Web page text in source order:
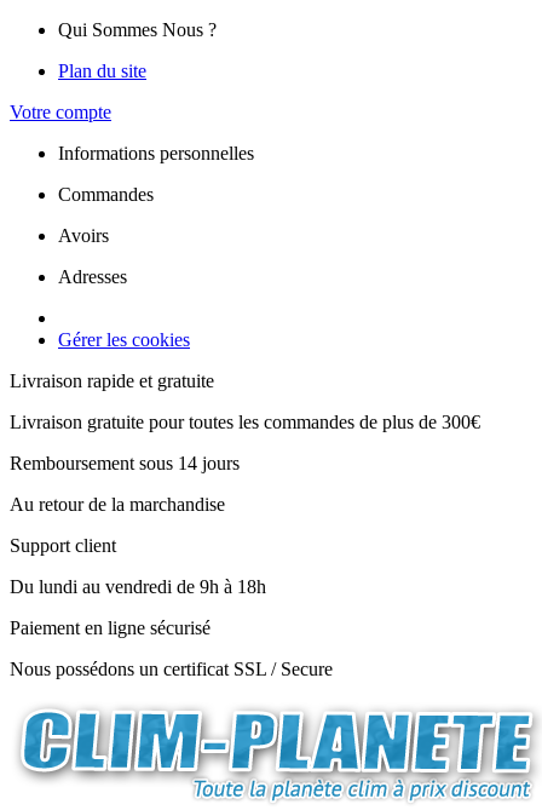
Qui Sommes Nous ?
Plan du site
Votre compte
Informations personnelles
Commandes
Avoirs
Adresses
Gérer les cookies
Livraison rapide et gratuite
Livraison gratuite pour toutes les commandes de plus de 300€
Remboursement sous 14 jours
Au retour de la marchandise
Support client
Du lundi au vendredi de 9h à 18h
Paiement en ligne sécurisé
Nous possédons un certificat SSL / Secure